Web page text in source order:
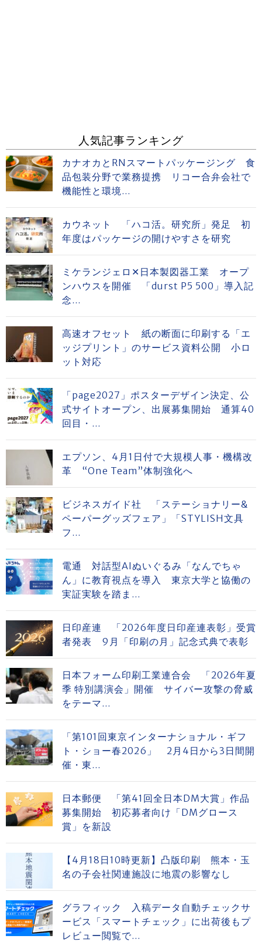
人気記事ランキング
カナオカとRNスマートパッケージング 食
品包装分野で業務提携 リコー合弁会社で
機能性と環境...
カウネット 「ハコ活。研究所」発足 初
年度はパッケージの開けやすさを研究
ミケランジェロ✕日本製図器工業 オープ
ンハウスを開催 「durst P5 500」導入記
念...
高速オフセット 紙の断面に印刷する「エ
ッジプリント」のサービス資料公開 小ロ
ット対応
「page2027」ポスターデザイン決定、公
式サイトオープン、出展募集開始 通算40
回目・...
エプソン、4月1日付で大規模人事・機構改
革 “One Team”体制強化へ
ビジネスガイド社 「ステーショナリー&
ペーパーグッズフェア」「STYLISH文具
フ...
電通 対話型AIぬいぐるみ「なんでちゃ
ん」に教育視点を導入 東京大学と協働の
実証実験を踏ま...
日印産連 「2026年度日印産連表彰」受賞
者発表 9月「印刷の月」記念式典で表彰
日本フォーム印刷工業連合会 「2026年夏
季 特別講演会」開催 サイバー攻撃の脅威
をテーマ...
「第101回東京インターナショナル・ギフ
ト・ショー春2026」 2月4日から3日間開
催・東...
日本郵便 「第41回全日本DM大賞」作品
募集開始 初応募者向け「DMグロース
賞」を新設
【4月18日10時更新】凸版印刷 熊本・玉
名の子会社関連施設に地震の影響なし
グラフィック 入稿データ自動チェックサ
ービス「スマートチェック」に出荷後もプ
レビュー閲覧で...